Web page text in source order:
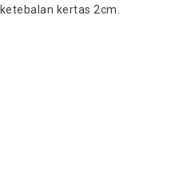
kertas 2cm.